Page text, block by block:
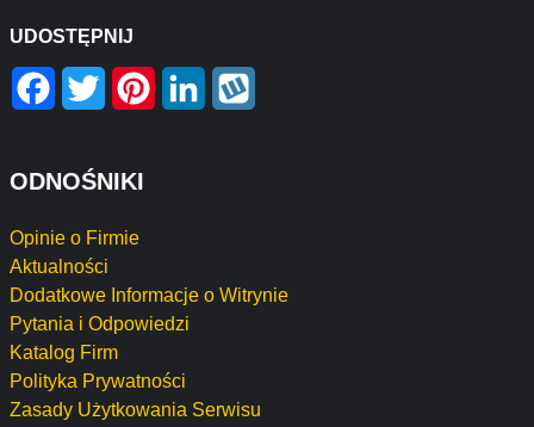
UDOSTĘPNIJ
Facebook
Twitter PinterestLinkedIn
ODNOŚNIKI
Opinie o Firmie
Aktualności
Dodatkowe Informacje o Witrynie
Pytania i Odpowiedzi
Katalog Firm
Polityka Prywatności
Zasady Użytkowania Serwisu